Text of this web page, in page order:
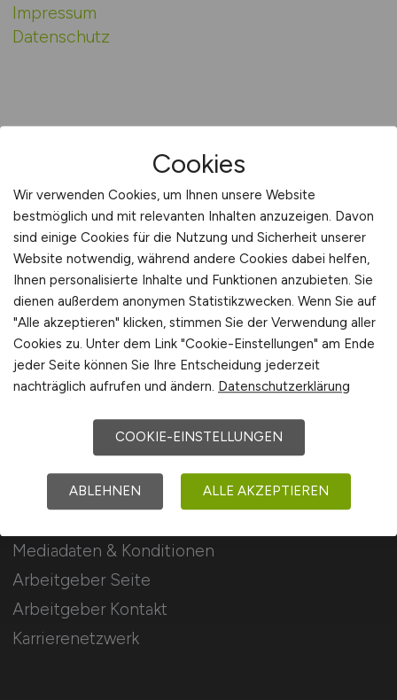
Impressum
Datenschutz
PERSONALMANAGEMENT.JOBS
120 Jobs im Personalmanagement, HR-
Recruiting, Personalentwicklung und
Personalmarketing.
Für Arbeitgeber
Mediadaten & Konditionen
Arbeitgeber Seite
Arbeitgeber Kontakt
Karrierenetzwerk
Cookies
Wir verwenden Cookies, um Ihnen unsere Website
bestmöglich und mit relevanten Inhalten anzuzeigen. Davon
sind einige Cookies für die Nutzung und Sicherheit unserer
Website notwendig, während andere Cookies dabei helfen,
Ihnen personalisierte Inhalte und Funktionen anzubieten. Sie
dienen außerdem anonymen Statistikzwecken. Wenn Sie auf
"Alle akzeptieren" klicken, stimmen Sie der Verwendung aller
Cookies zu. Unter dem Link "Cookie-Einstellungen" am Ende
jeder Seite können Sie Ihre Entscheidung jederzeit
nachträglich aufrufen und ändern. Datenschutzerklärung
COOKIE-EINSTELLUNGEN
ABLEHNEN ALLE AKZEPTIEREN